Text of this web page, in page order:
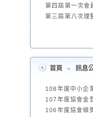
第四屆第一次
第三屆第八次
首頁 ﹥ 訊息
108年度中小企
107年度協會金
106年度協會頒